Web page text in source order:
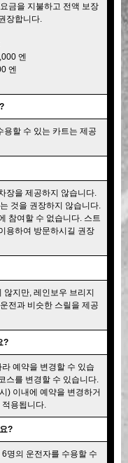
금을 지불하고 전액 보장
장합니다.
엔
엔
용할 수 있는 카트는 제공
장을 제공하지 않습니다.
것을 권장하지 않습니다.
참여할 수 없습니다. 스트
용하여 방문하시길 권장
않지만, 레인보우 브리지
전과 비슷한 스릴을 제공
?
예약을 변경할 수 있습
스를 변경할 수 있습니다.
) 이내에 예약을 변경하거
용됩니다.
?
명의 운전자를 수용할 수